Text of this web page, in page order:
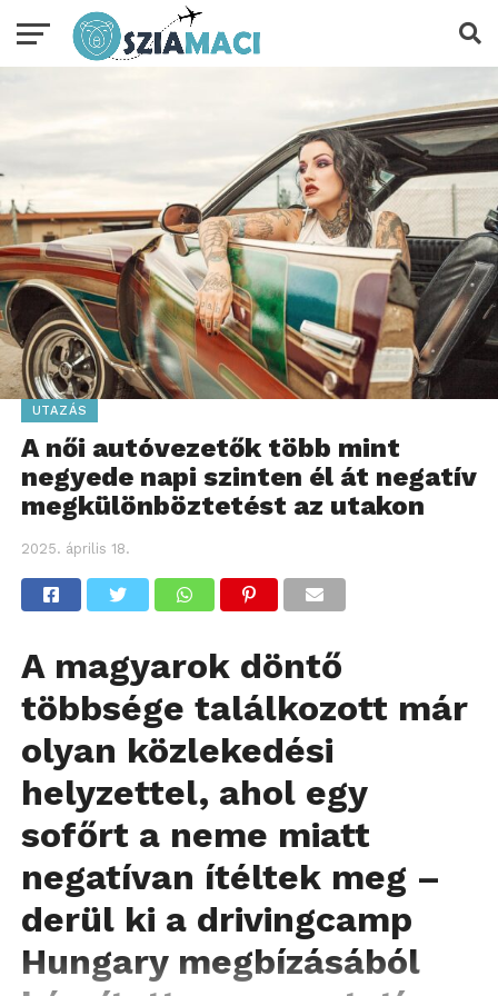
UTAZÁS
A női autóvezetők több mint
negyede napi szinten él át negatív
megkülönböztetést az utakon
2025. április 18.
A magyarok döntő
többsége találkozott már
olyan közlekedési
helyzettel, ahol egy
sofőrt a neme miatt
negatívan ítéltek meg –
derül ki a drivingcamp
Hungary megbízásából